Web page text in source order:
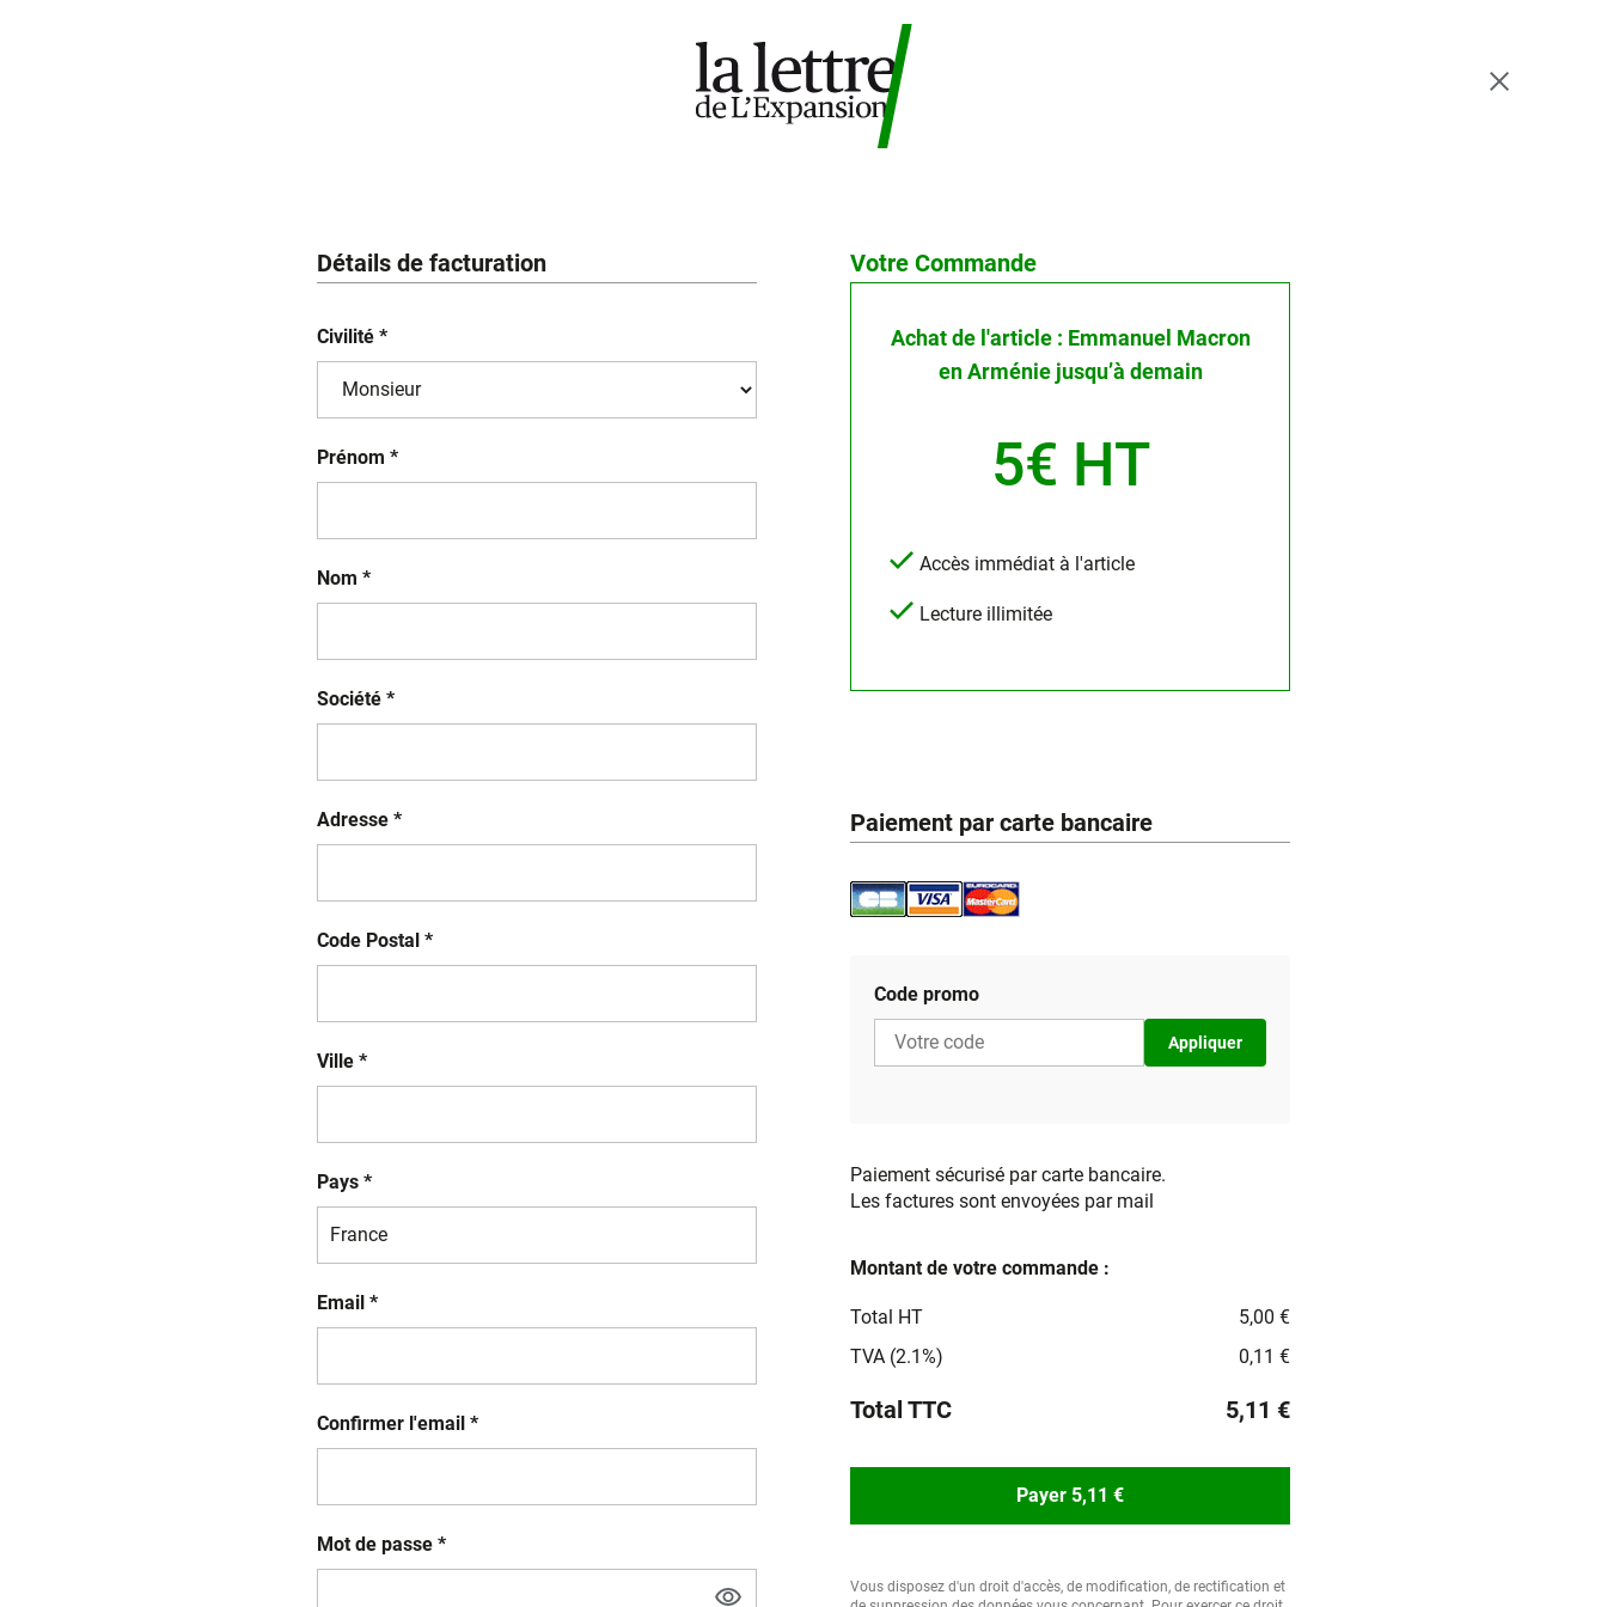
Détails de facturation
Civilité *
Prénom *
Nom *
Société *
Adresse *
Code Postal *
Ville *
Pays *
Email *
Confirmer l'email *
Mot de passe *
Votre Commande
Achat de l'article : Emmanuel Macron
en Arménie jusqu’à demain
5€ HT
Accès immédiat à l'article
Lecture illimitée
Paiement par carte bancaire
Code promo
Appliquer
Paiement sécurisé par carte bancaire.
Les factures sont envoyées par mail
Montant de votre commande :
Total HT
5,00 €
TVA (2.1%)
0,11 €
Total TTC 5,11 €
Payer 5,11 €
Vous disposez d'un droit d'accès, de modification, de rectification et